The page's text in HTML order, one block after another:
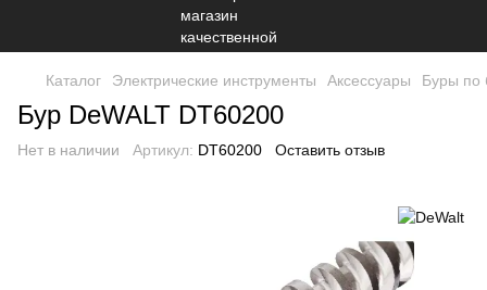
Каталог Электрические инструменты Аксессуары Буры по
Бур DeWALT DT60200
Нет в наличии Артикул: DT60200 Оставить отзыв